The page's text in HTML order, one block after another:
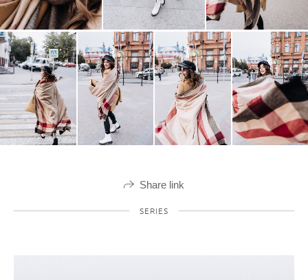
Share link
SERIES